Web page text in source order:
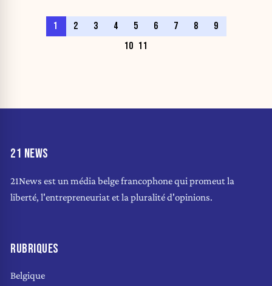
1 2 3 4 5 6 7 8
9
10 11
21 NEWS
21News est un média belge francophone qui promeut la
liberté, l'entrepreneuriat et la pluralité d'opinions.
RUBRIQUES
Belgique